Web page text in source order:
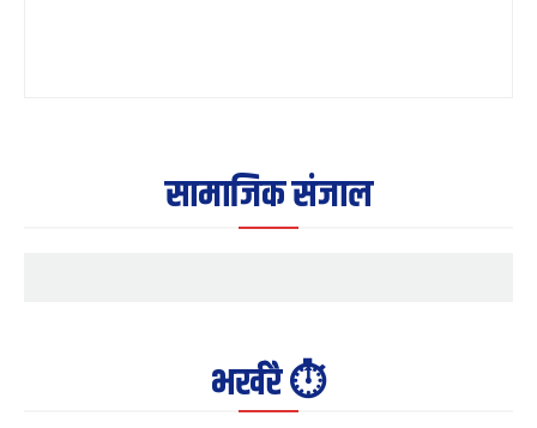
सामाजिक संजाल
भर्खरै ⏱️